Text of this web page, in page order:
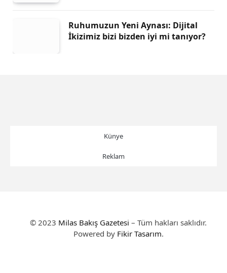
Ruhumuzun Yeni Aynası: Dijital
İkizimiz bizi bizden iyi mi tanıyor?
Künye
Reklam
© 2023 Milas Bakış Gazetesi – Tüm hakları saklıdır.
Powered by Fikir Tasarım.